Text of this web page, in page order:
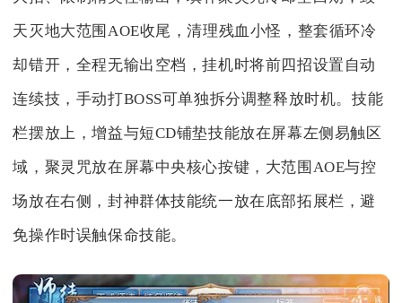
天灭地大范围AOE收尾，清理残血小怪，整套循环冷
却错开，全程无输出空档，挂机时将前四招设置自动
连续技，手动打BOSS可单独拆分调整释放时机。技能
栏摆放上，增益与短CD铺垫技能放在屏幕左侧易触区
域，聚灵咒放在屏幕中央核心按键，大范围AOE与控
场放在右侧，封神群体技能统一放在底部拓展栏，避
免操作时误触保命技能。